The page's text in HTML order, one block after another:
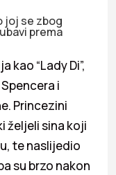
joj se zbog
prema
kao “Lady Di”,
i
Princezini
željeli sina koji
te naslijedio
su brzo nakon